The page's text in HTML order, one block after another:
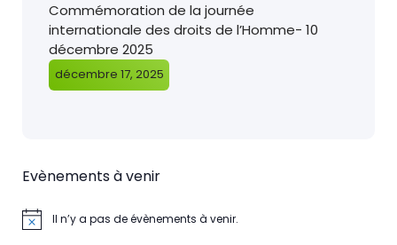
Commémoration de la journée
internationale des droits de l’Homme- 10
décembre 2025
décembre 17, 2025
Evènements à venir
Il n’y a pas de évènements à venir.